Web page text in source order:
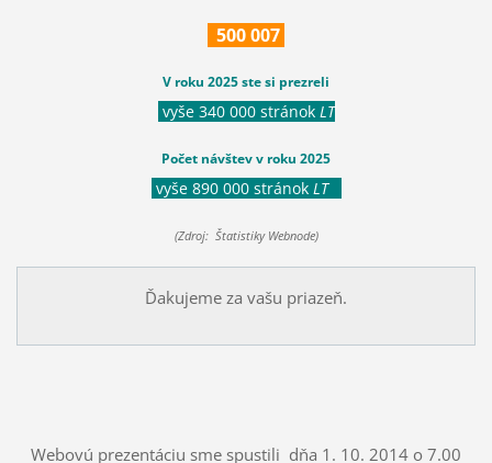
500007
V roku 2025 ste si prezreli
vyše 340 000 stránok LT
Počet návštev v roku 2025
vyše 890 000 stránok LT
(Zdroj: Štatistiky Webnode)
Ďakujeme za vašu priazeň.
Webovú prezentáciu sme spustili dňa 1. 10. 2014 o 7.00